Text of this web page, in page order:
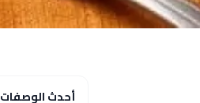
أحدث الوصفات